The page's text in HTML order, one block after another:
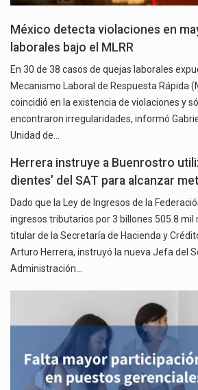
México detecta violaciones en
laborales bajo el MLRR
En 30 de 38 casos de quejas laborales
Mecanismo Laboral de Respuesta Rápida
coincidió en la existencia de violaciones y
encontraron irregularidades, informó
Unidad de…
Herrera instruye a Buenrostro
dientes’ del SAT para alcanzar
Dado que la Ley de Ingresos de la
ingresos tributarios por 3 billones 505.8 mil
titular de la Secretaría de Hacienda y
Arturo Herrera, instruyó la nueva Jefa del
Administración…